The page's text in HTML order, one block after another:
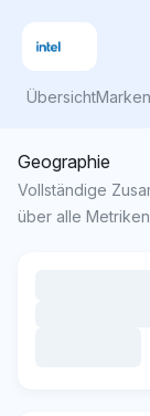
Übersicht
Geographie
Vollständige
über alle